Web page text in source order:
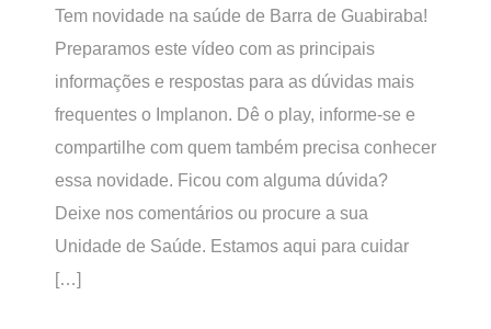
Tem novidade na saúde de Barra de Guabiraba!
Preparamos este vídeo com as principais
informações e respostas para as dúvidas mais
frequentes o Implanon. Dê o play, informe-se e
compartilhe com quem também precisa conhecer
essa novidade. Ficou com alguma dúvida?
Deixe nos comentários ou procure a sua
Unidade de Saúde. Estamos aqui para cuidar
[…]